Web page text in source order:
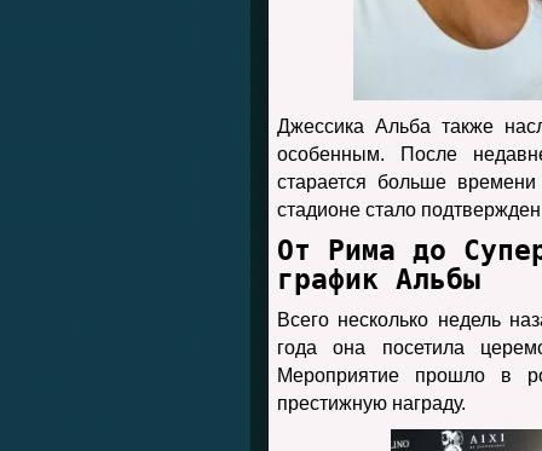
Джессика Альба также
особенным. После
старается больше
стадионе стало
От Рима до
график Альбы
Всего несколько недель
года она посетила
Мероприятие прошло в
престижную награду.